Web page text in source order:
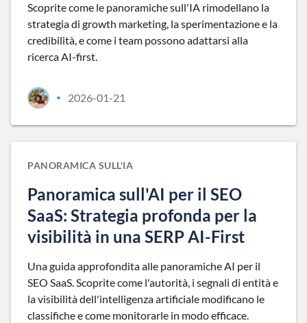
Scoprite come le panoramiche sull'IA rimodellano la
strategia di growth marketing, la sperimentazione e la
credibilità, e come i team possono adattarsi alla
ricerca AI-first.
• 2026-01-21
PANORAMICA SULL'IA
Panoramica sull'AI per il SEO
SaaS: Strategia profonda per la
visibilità in una SERP AI-First
Una guida approfondita alle panoramiche AI per il
SEO SaaS. Scoprite come l'autorità, i segnali di entità e
la visibilità dell'intelligenza artificiale modificano le
classifiche e come monitorarle in modo efficace.